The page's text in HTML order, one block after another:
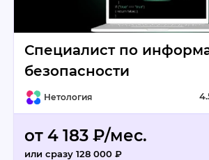
Специалист по
безопасности
Нетология
от 4 183 ₽/мес.
или сразу 128 000 ₽